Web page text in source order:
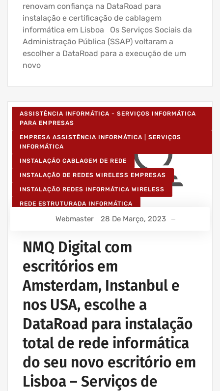
renovam confiança na DataRoad para
instalação e certificação de cablagem
informática em Lisboa Os Serviços Sociais da
Administração Pública (SSAP) voltaram a
escolher a DataRoad para a execução de um
novo
ASSISTÊNCIA INFORMÁTICA - SERVIÇOS INFORMÁTICA
PARA EMPRESAS
EMPRESA ASSISTÊNCIA INFORMÁTICA | SERVIÇOS
INFORMÁTICA
INSTALAÇÃO CABLAGEM DE REDE
INSTALAÇÃO DE REDES WIRELESS EMPRESAS
INSTALAÇÃO REDES INFORMÁTICA WIRELESS
REDE ESTRUTURADA INFORMÁTICA
Webmaster 28 De Março, 2023
NMQ Digital com
escritórios em
Amsterdam, Instanbul e
nos USA, escolhe a
DataRoad para instalação
total de rede informática
do seu novo escritório em
Lisboa – Serviços de